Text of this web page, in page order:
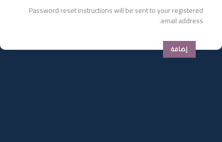
Password reset instructions will be sent to your registered
email address.